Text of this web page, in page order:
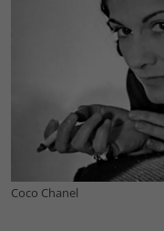
Coco Chanel